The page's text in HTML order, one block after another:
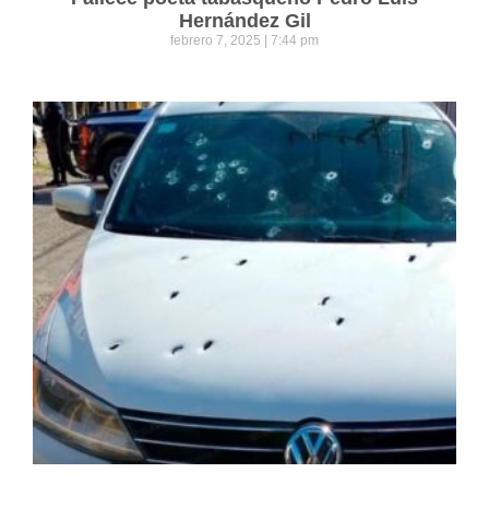
Hernández Gil
febrero 7, 2025 7:44 pm